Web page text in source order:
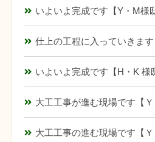
いよいよ完成です【Y・M様
仕上の工程に入っていきます
いよいよ完成です【H・K 様
大工工事が進む現場です【Ｙ
大工工事の進む現場です【Ｙ